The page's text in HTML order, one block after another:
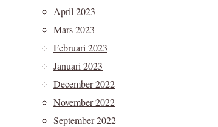
April 2023
Mars 2023
Februari 2023
Januari 2023
December 2022
November 2022
September 2022